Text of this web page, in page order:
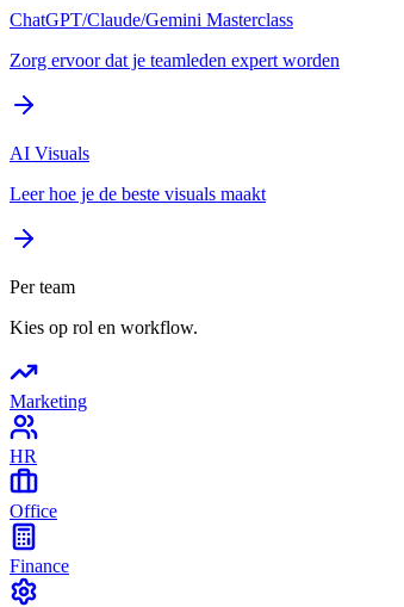
ChatGPT/Claude/Gemini Masterclass
Zorg ervoor dat je teamleden expert worden
AI Visuals
Leer hoe je de beste visuals maakt
Per team
Kies op rol en workflow.
Marketing
HR
Office
Finance